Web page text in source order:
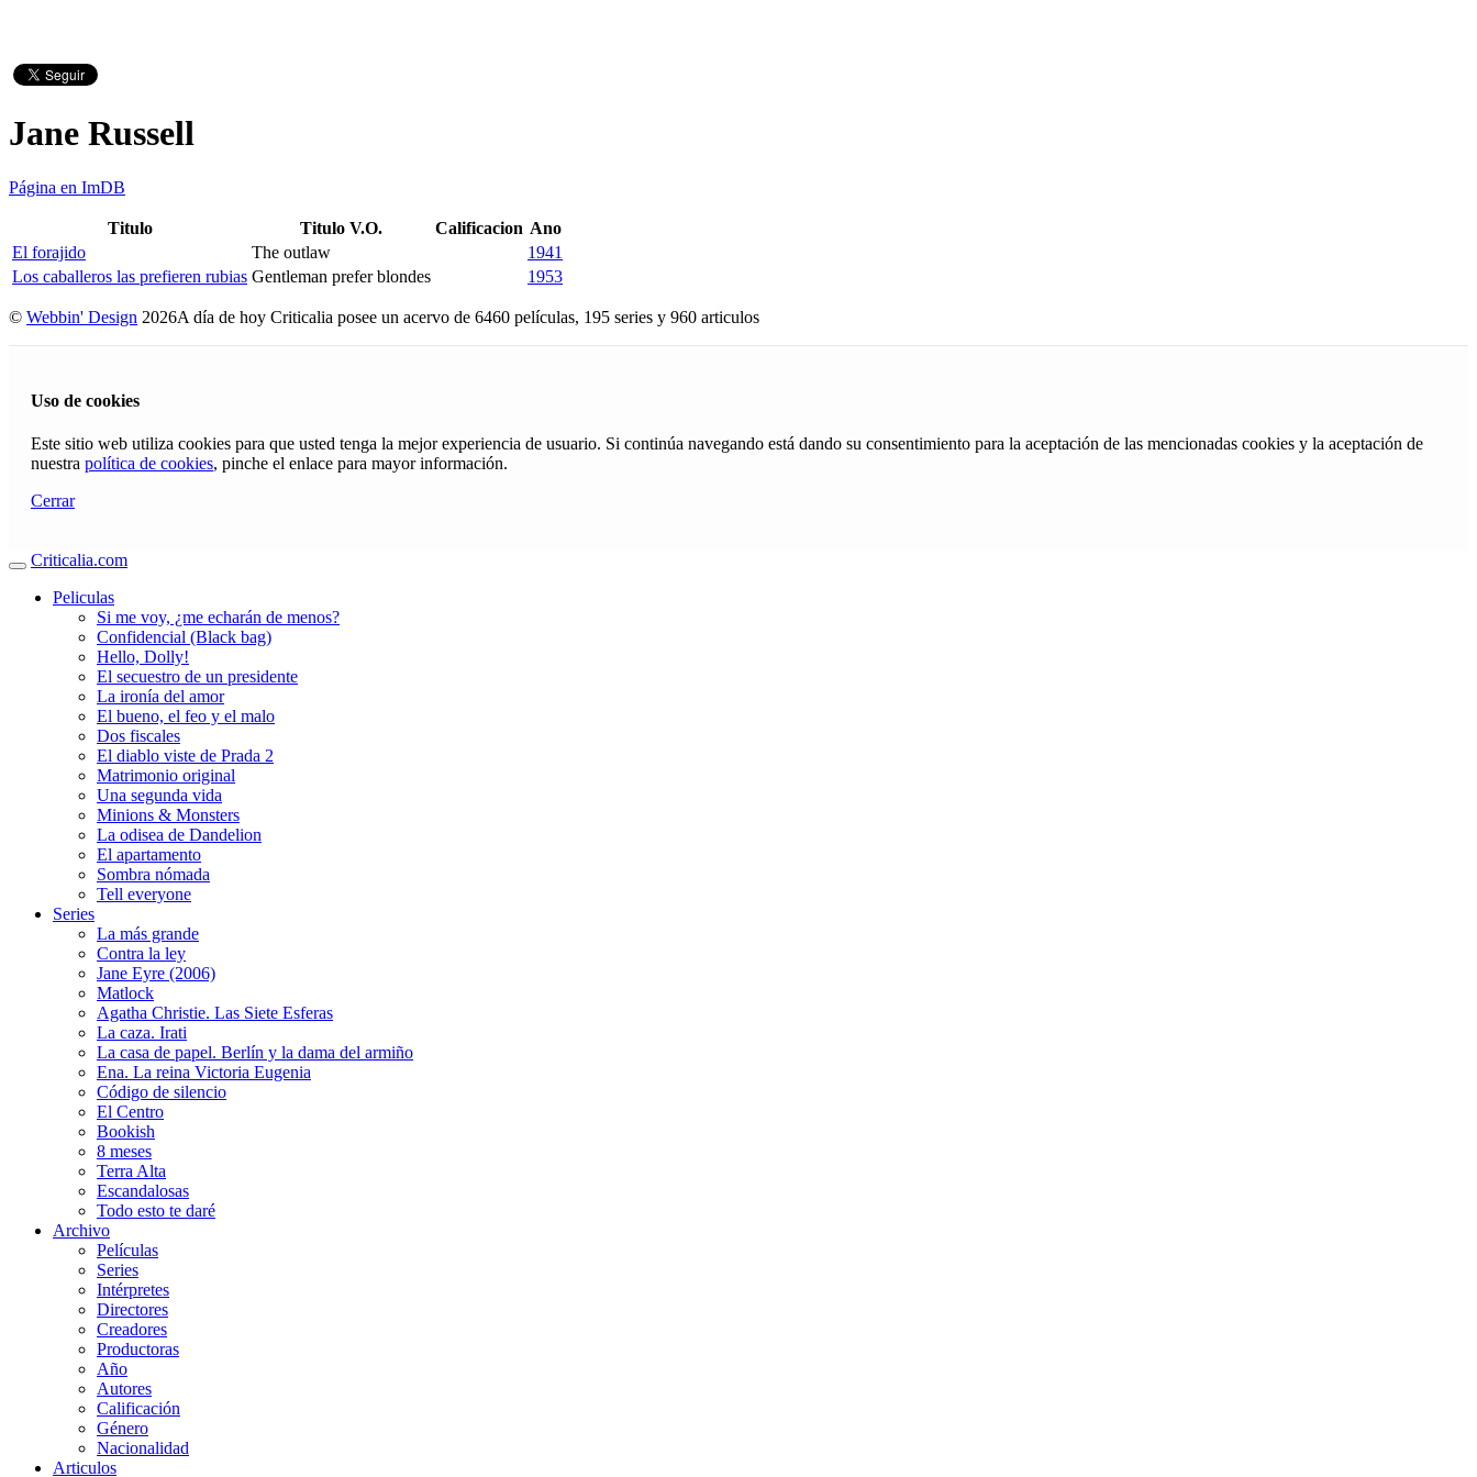
Jane Russell
Página en ImDB
Titulo Titulo V.O. Calificacion Ano
El forajido
The outlaw
1941
Los caballeros las prefieren rubias Gentleman prefer blondes 1953
© Webbin' Design 2026A día de hoy Criticalia posee un acervo de 6460 películas, 195 series y 960 articulos
Uso de cookies
Este sitio web utiliza cookies para que usted tenga la mejor experiencia de usuario. Si continúa navegando está dando su consentimiento para la aceptación de las mencionadas cookies y la aceptación de
nuestra política de cookies, pinche el enlace para mayor información.
Cerrar
Criticalia.com
Peliculas
Si me voy, ¿me echarán de menos?
Confidencial (Black bag)
Hello, Dolly!
El secuestro de un presidente
La ironía del amor
El bueno, el feo y el malo
Dos fiscales
El diablo viste de Prada 2
Matrimonio original
Una segunda vida
Minions & Monsters
La odisea de Dandelion
El apartamento
Sombra nómada
Tell everyone
Series
La más grande
Contra la ley
Jane Eyre (2006)
Matlock
Agatha Christie. Las Siete Esferas
La caza. Irati
La casa de papel. Berlín y la dama del armiño
Ena. La reina Victoria Eugenia
Código de silencio
El Centro
Bookish
8 meses
Terra Alta
Escandalosas
Todo esto te daré
Archivo
Películas
Series
Intérpretes
Directores
Creadores
Productoras
Año
Autores
Calificación
Género
Nacionalidad
Articulos